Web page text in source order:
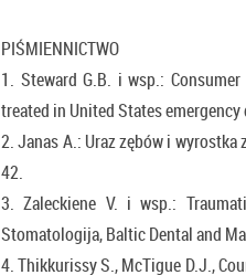
PIŚMIENNICTWO
1. Steward G.B. i wsp.:
treated in United States
2. Janas A.: Uraz zębów i wyrostka
42.
3. Zaleckiene V. i wsp.:
Stomatologija, Baltic Dental and
4. Thikkurissy S., McTigue D.J.,